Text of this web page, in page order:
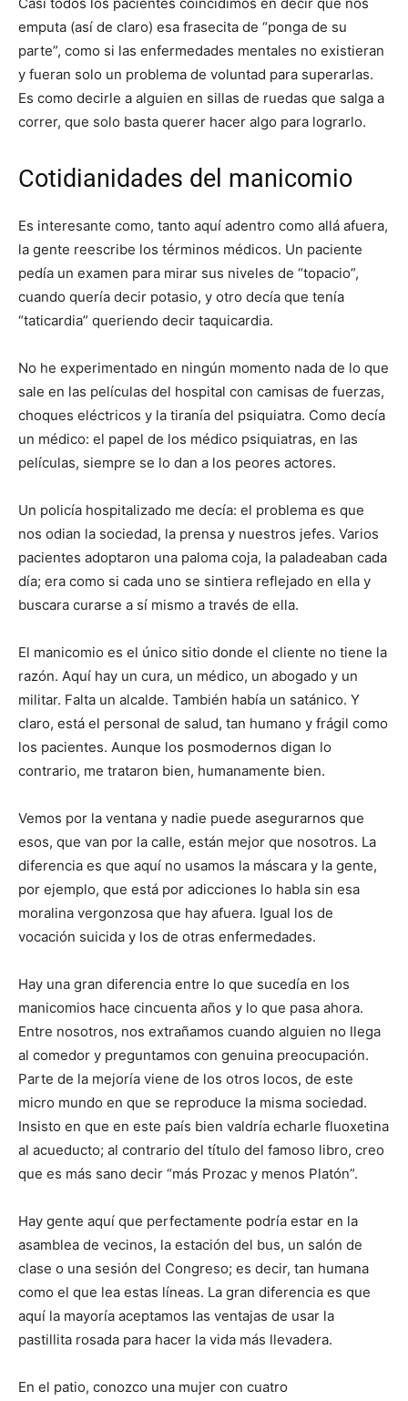
emputa (así de claro) esa frasecita de “ponga de su
parte”, como si las enfermedades mentales no existieran
y fueran solo un problema de voluntad para superarlas.
Es como decirle a alguien en sillas de ruedas que salga a
correr, que solo basta querer hacer algo para lograrlo.
Cotidianidades del manicomio
Es interesante como, tanto aquí adentro como allá afuera,
la gente reescribe los términos médicos. Un paciente
pedía un examen para mirar sus niveles de “topacio”,
cuando quería decir potasio, y otro decía que tenía
“taticardia” queriendo decir taquicardia.
No he experimentado en ningún momento nada de lo que
sale en las películas del hospital con camisas de fuerzas,
choques eléctricos y la tiranía del psiquiatra. Como decía
un médico: el papel de los médico psiquiatras, en las
películas, siempre se lo dan a los peores actores.
Un policía hospitalizado me decía: el problema es que
nos odian la sociedad, la prensa y nuestros jefes. Varios
pacientes adoptaron una paloma coja, la paladeaban cada
día; era como si cada uno se sintiera reflejado en ella y
buscara curarse a sí mismo a través de ella.
El manicomio es el único sitio donde el cliente no tiene la
razón. Aquí hay un cura, un médico, un abogado y un
militar. Falta un alcalde. También había un satánico. Y
claro, está el personal de salud, tan humano y frágil como
los pacientes. Aunque los posmodernos digan lo
contrario, me trataron bien, humanamente bien.
Vemos por la ventana y nadie puede asegurarnos que
esos, que van por la calle, están mejor que nosotros. La
diferencia es que aquí no usamos la máscara y la gente,
por ejemplo, que está por adicciones lo habla sin esa
moralina vergonzosa que hay afuera. Igual los de
vocación suicida y los de otras enfermedades.
Hay una gran diferencia entre lo que sucedía en los
manicomios hace cincuenta años y lo que pasa ahora.
Entre nosotros, nos extrañamos cuando alguien no llega
al comedor y preguntamos con genuina preocupación.
Parte de la mejoría viene de los otros locos, de este
micro mundo en que se reproduce la misma sociedad.
Insisto en que en este país bien valdría echarle fluoxetina
al acueducto; al contrario del título del famoso libro, creo
que es más sano decir “más Prozac y menos Platón”.
Hay gente aquí que perfectamente podría estar en la
asamblea de vecinos, la estación del bus, un salón de
clase o una sesión del Congreso; es decir, tan humana
como el que lea estas líneas. La gran diferencia es que
aquí la mayoría aceptamos las ventajas de usar la
pastillita rosada para hacer la vida más llevadera.
En el patio, conozco una mujer con cuatro